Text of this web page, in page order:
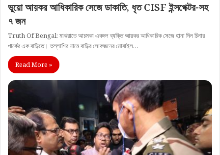
ভুয়ো আয়কর আধিকারিক সেজে ডাকাতি, ধৃত CISF ইন্সপেক্টর-সহ
৭ জন
Truth Of Bengal: মাঝরাতে আচমকা একদল ব্যক্তি আয়কর আধিকারিক সেজে হানা দিল চিনার
পার্কের এক বাড়িতে। তল্লাশির নামে বাড়ির লোকজনের মোবাইল…
Read More »